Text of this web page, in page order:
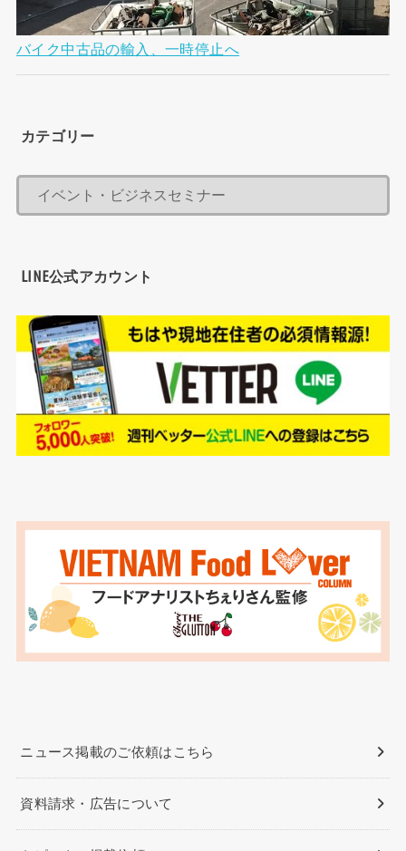
バイク中古品の輸入、一時停止へ
カテゴリー
LINE公式アカウント
ニュース掲載のご依頼はこちら
資料請求・広告について